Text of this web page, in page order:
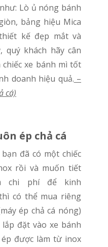
Lò ủ nóng bánh
bảng hiệu Mica
kế đẹp mắt và
quý khách hãy cân
xe bánh mì tốt
doanh hiệu quả. –
cá)
ép chả cá
rồi và muốn tiết
chi phí để kinh
có thể mua riêng
ép chả cá nóng)
lắp đặt vào xe bánh
được làm từ inox